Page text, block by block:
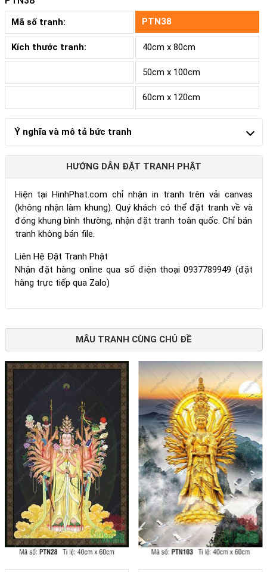
Mã số tranh: PTN38
Kích thước tranh: 40cm x 80cm
50cm x 100cm
60cm x 120cm
Ý nghĩa và mô tả bức tranh
HƯỚNG DẪN ĐẶT TRANH PHẬT
Hiện tại HinhPhat.com chỉ nhận in tranh trên vải canvas
(không nhận làm khung). Quý khách có thể đặt tranh về và
đóng khung bình thường, nhận đặt tranh toàn quốc. Chỉ bán
tranh không bán file.
Liên Hệ Đặt Tranh Phật
Nhận đặt hàng online qua số điện thoại 0937789949 (đặt
hàng trực tiếp qua Zalo)
MẪU TRANH CÙNG CHỦ ĐỀ